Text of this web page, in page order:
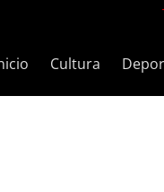
Cultura